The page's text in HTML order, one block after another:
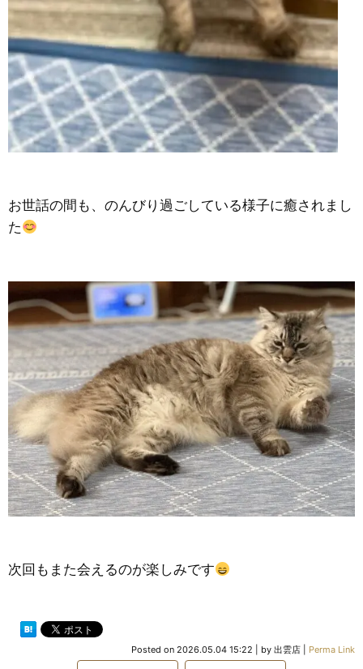
お世話の間も、のんびり過ごしている様子に癒されまし
た
次回もまた会えるのが楽しみです
Posted on 2026.05.04 15:22 by 出雲店 Perma Link